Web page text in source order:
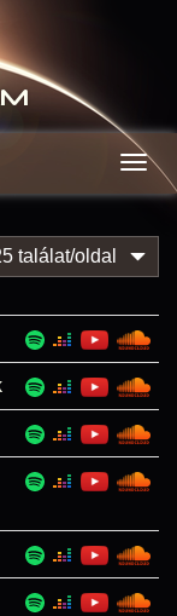
találat/oldal